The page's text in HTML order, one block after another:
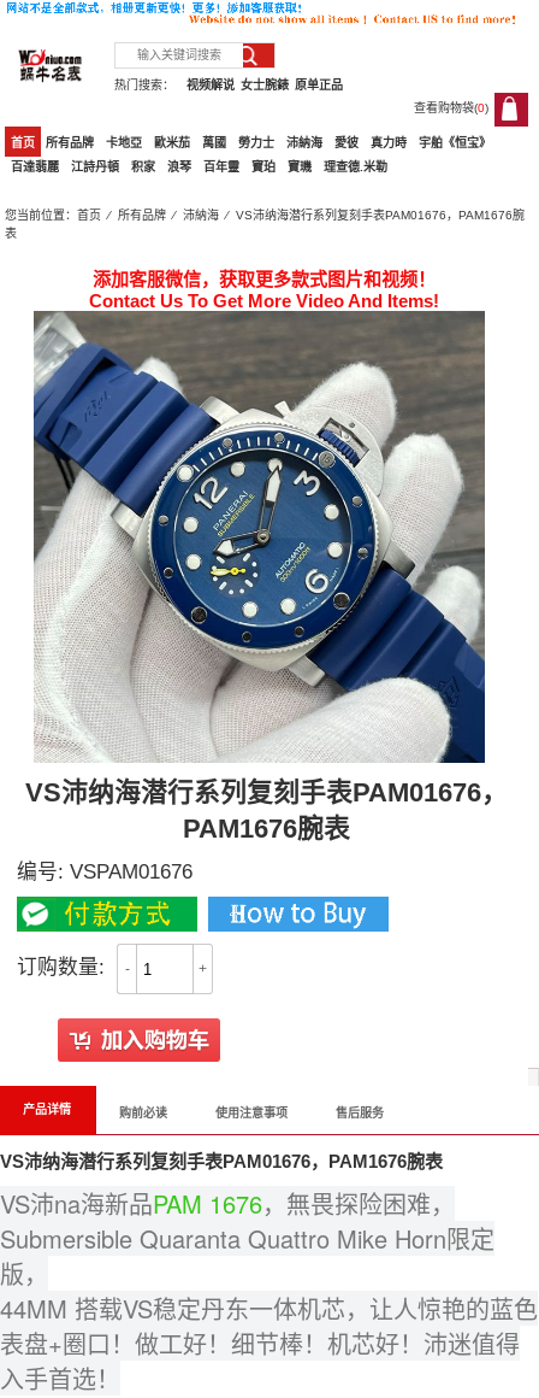
热门搜索： 原单正品
女士腕錶
视频解说
查看购物袋(0)
0
首页 所有品牌 卡地亞 歐米茄 萬國 勞力士 沛納海 愛彼 真力時
宇舶《恒宝》
百達翡麗
江詩丹頓 积家 浪琴 百年靈 寶珀 寶璣 理查德.米勒
您当前位置：首页 ⁄所有品牌 ⁄沛納海 ⁄ VS沛纳海潜行系列复刻手表PAM01676，PAM1676腕
表
添加客服微信，获取更多款式图片和视频！
Contact Us To Get More Video And Items!
VS沛纳海潜行系列复刻手表PAM01676，
PAM1676腕表
编号:VSPAM01676
订购数量: - +
产品详情 购前必读 使用注意事项 售后服务
VS沛纳海潜行系列复刻手表PAM01676，PAM1676腕表
VS沛na海新品PAM 1676，無畏探险困难，
Submersible Quaranta Quattro Mike Horn限定
版，
44MM 搭载VS稳定丹东一体机芯，让人惊艳的蓝色
表盘+圈口！做工好！细节棒！机芯好！沛迷值得
入手首选！